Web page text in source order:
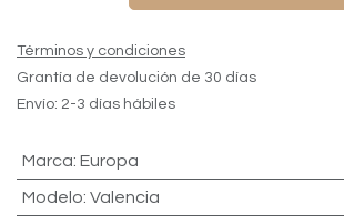
Términos y condiciones
Grantía de devolución de 30 días
Envío: 2-3 días hábiles
Marca: Europa
Modelo: Valencia